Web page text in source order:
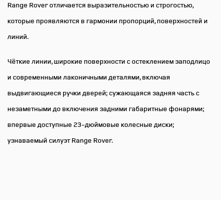
Пакет сидений 3 – задний ряд
функция),
регулировка
пассажирского
подогрев передних и
Крышка багажного отделения
(5 сидений) / шторка багажного
отделения (7 сидений)
Moonlight Chrom
Отделка деревом Natural Black
Chrome
Отделка панели управления
Moonlight Chrome
Металлические педали
Range Rover отличается выразительностью и строгостью,
которые проявляются в гармонии пропорций, поверхностей и
линий.
Чёткие линии, широкие поверхности с остеклением заподлицо
и современными лаконичными деталями, включая
выдвигающиеся ручки дверей; сужающаяся задняя часть с
незаметными до включения задними габаритные фонарями;
впервые доступные 23-дюймовые колесные диски;
узнаваемый силуэт Range Rover.